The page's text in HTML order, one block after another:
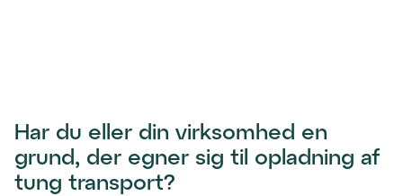
Har du eller din virksomhed en
grund, der egner sig til opladning af
tung transport?